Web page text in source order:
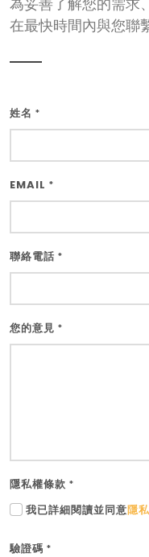
為妥善了解您的需求
在最快時間內與您聯
姓名 *
EMAIL *
聯絡電話 *
您的意見 *
隱私權條款 *
我已詳細閱讀並同意隱
驗證碼 *